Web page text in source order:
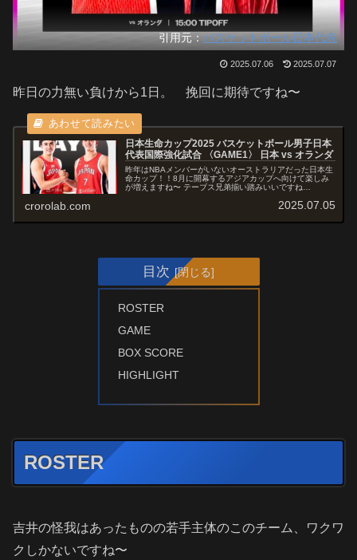
引用元：バスケットボール日本代表
2025.07.06 2025.07.07
昨日の力無い負けから1日。 挽回に期待ですね〜
日本生命カップ2025 バスケットボール男子日本
代表国際強化試合 〈GAME1〉 日本 vs オランダ
昨年はNBAメンバーがいないオーストラリアだった日本生
命カップ！！8月に開幕するアジアカップへ向けて楽しみ
が増えますね〜 テーブス兄弟揃い踏みいいですね
crorolab.com 2025.07.05
目次
ROSTER
GAME
BOX SCORE
HIGHLIGHT
ROSTER
吉井の怪我はあったものの若手主体のこのチーム、ワクワ
クしかないですね〜